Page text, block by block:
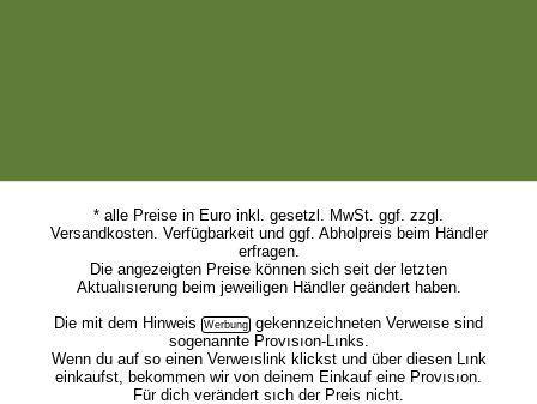
* alle Preise in Euro inkl. gesetzl. MwSt. ggf. zzgl.
Versandkosten. Verfügbarkeit und ggf. Abholpreis beim Händler
erfragen.
Die angezeigten Preise können sich seit der letzten
Aktualısıerung beim jeweiligen Händler geändert haben.
Die mit dem Hinweis
gekennzeichneten Verweıse sind
sogenannte Provısıon-Lınks.
Wenn du auf so einen Verweıslink klickst und über diesen Lınk
einkaufst, bekommen wir von deinem Einkauf eine Provısıon.
Für dich verändert sıch der Preis nicht.